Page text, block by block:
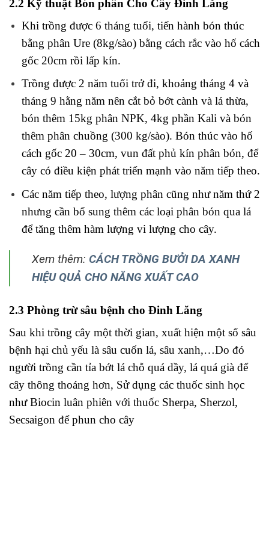
Trồng được 2 năm tuổi trở đi, khoảng tháng 4 và
tháng 9 hằng năm nên cắt bỏ bớt cành và lá thừa,
bón thêm 15kg phân NPK, 4kg phần Kali và bón
cách gốc 20 – 30cm, vun đất phủ kín phân bón, để
cây có điều kiện phát triển mạnh vào năm tiếp theo.
Các năm tiếp theo, lượng phân cũng như năm thứ 2
nhưng cần bổ sung thêm các loại phân bón qua lá
để tăng thêm hàm lượng vi lượng cho cây.
Xem thêm:CÁCH TRỒNG BƯỞI DA XANH
HIỆU QUẢ CHO NĂNG XUẤT CAO
2.3 Phòng trừ sâu bệnh cho Đinh Lăng
Sau khi trồng cây một thời gian, xuất hiện một số sâu
bệnh hại chủ yếu là sâu cuốn lá, sâu xanh,…Do đó
người trồng cần tỉa bớt lá chỗ quá dầy, lá quá già để
như Biocin luân phiên với thuốc Sherpa, Sherzol,
Secsaigon để phun cho cây